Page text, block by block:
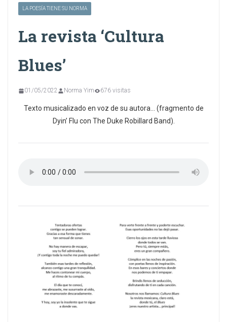
LA POESÍA TIENE SU NORMA
La revista ‘Cultura
Blues’
01/05/2022 Norma Yim 676 visitas
Texto musicalizado en voz de su autora… (fragmento de
Dyin’ Flu con The Duke Robillard Band).